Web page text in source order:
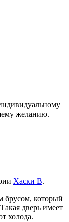
желанию.
Хаски В.
брусом, который
дверь имеет
холода.